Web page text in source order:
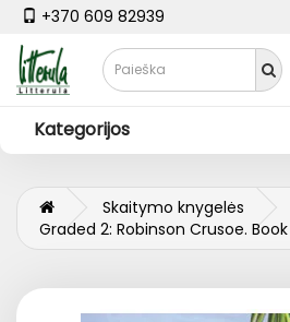
+370 609 82939
Kategorijos
Skaitymo knygelės
Graded 2: Robinson Crusoe. Book